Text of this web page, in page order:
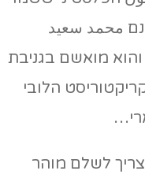
محمد سعيد
מואשם בגניבת
הלובי